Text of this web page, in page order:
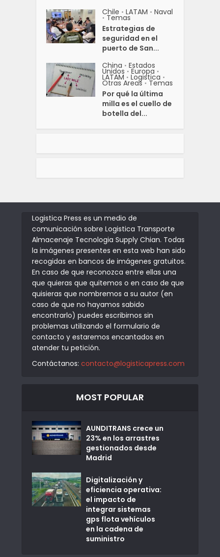
Chile • LATAM • Naval
• Temas
Estrategias de
seguridad en el
puerto de San...
China • Estados
Unidos • Europa •
LATAM • Logistica •
Otras Areas • Temas
Por qué la última
milla es el cuello de
botella del...
Logistica Press es un medio de
comunicación sobre Logistica Transporte
Almacenaje Tecnologia Supply Chian. Todas
la imágenes presentes en esta web han sido
recogidas en bancos de imágenes gratuitos.
En caso de que reconozca entre ellas una
que quieras que quitemos o en caso de que
quisieras que nombremos a su autor (en
caso de que no hayamos sabido
encontrarlo) puedes escribirnos sin
problemas utilizando el formulario de
contacto y estaremos encantados en
atender tu petición.
Contáctanos: contacto@logisticapress.com
MOST POPULAR
AUNDITRANS crece un
23% en los arrastres
gestionados desde
Madrid
Digitalización y
eficiencia operativa:
el impacto de
integrar sistemas
gps flota vehículos
en la cadena de
suministro